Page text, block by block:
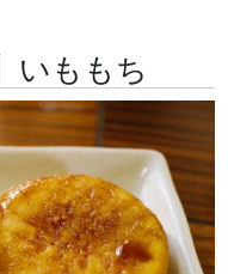
いももち